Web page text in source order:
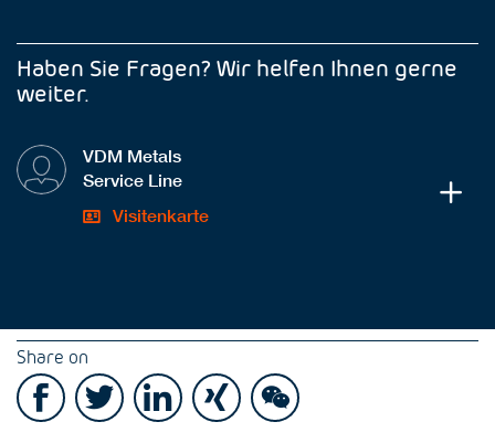
Haben Sie Fragen? Wir helfen Ihnen gerne
weiter.
VDM Metals
Service Line
Visitenkarte
Share on